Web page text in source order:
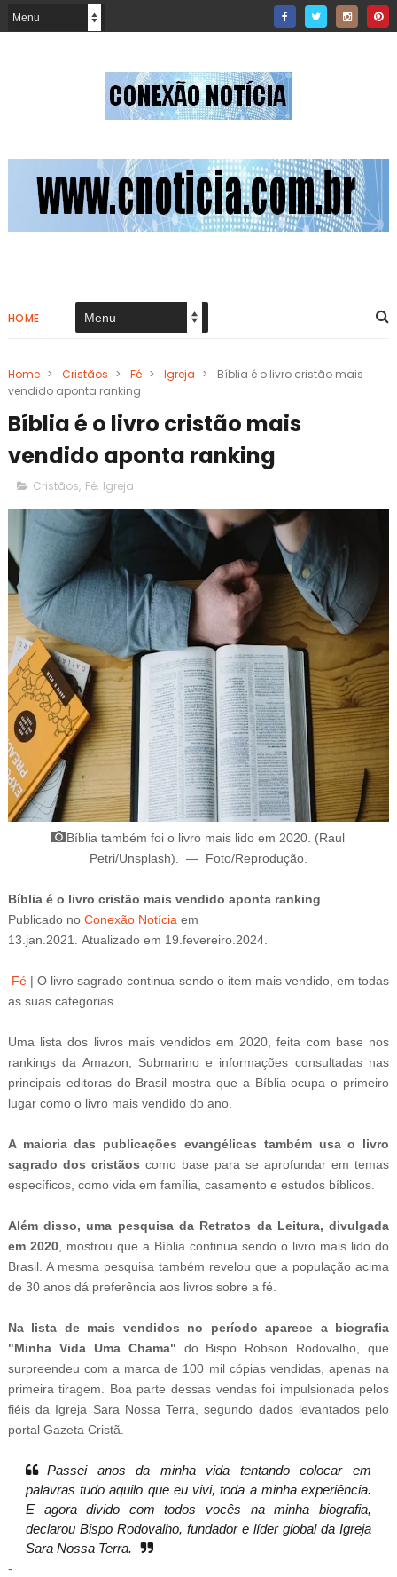
HOME
Home > Cristãos > Fé > Igreja >
Bíblia é o livro cristão mais
vendido aponta ranking
Bíblia é o livro cristão mais
vendido aponta ranking
Cristãos, Fé, Igreja
Bíblia também foi o livro mais lido em 2020. (Raul
Petri/Unsplash)
— Foto/Reprodução.
Bíblia é o livro cristão mais vendido aponta ranking
Publicado no Conexão Notícia em
13 .jan.2021. Atualizado em 19 .fevereiro.2024.
Fé |O livro sagrado continua sendo o item mais vendido, em todas
as suas categorias.
Uma lista dos livros mais vendidos em 2020, feita com base nos
rankings da Amazon, Submarino e informações consultadas nas
principais editoras do Brasil mostra que a Bíblia ocupa o primeiro
lugar como o livro mais vendido do ano.
A maioria das publicações evangélicas também usa o livro
sagrado dos cristãos como base para se aprofundar em temas
específicos, como vida em família, casamento e estudos bíblicos.
Além disso, uma pesquisa da Retratos da Leitura, divulgada
em 2020, mostrou que a Bíblia continua sendo o livro mais lido do
Brasil. A mesma pesquisa também revelou que a população acima
de 30 anos dá preferência aos livros sobre a fé.
Na lista de mais vendidos no período aparece a biografia
"Minha Vida Uma Chama" do Bispo Robson Rodovalho, que
surpreendeu com a marca de 100 mil cópias vendidas, apenas na
primeira tiragem. Boa parte dessas vendas foi impulsionada pelos
fiéis da Igreja Sara Nossa Terra, segundo dados levantados pelo
portal Gazeta Cristã.
Passei anos da minha vida tentando colocar em
palavras tudo aquilo que eu vivi, toda a minha experiência.
E agora divido com todos vocês na minha biografia,
declarou Bispo Rodovalho, fundador e líder global da Igreja
Sara Nossa Terra.
-